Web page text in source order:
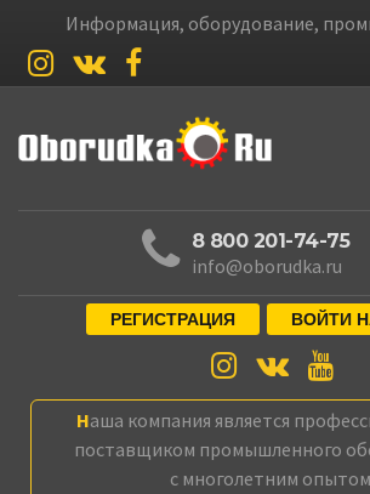
Информация, оборудование,
8 800 201-74-75
info@oborudka.ru
РЕГИСТРАЦИЯ ВОЙТИ
Наша компания является профессиональным
поставщиком промышленного
с многолетним